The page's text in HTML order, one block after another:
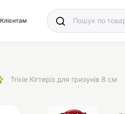
Клієнтам
Trixie Кігтеріз для гризунів 8 см